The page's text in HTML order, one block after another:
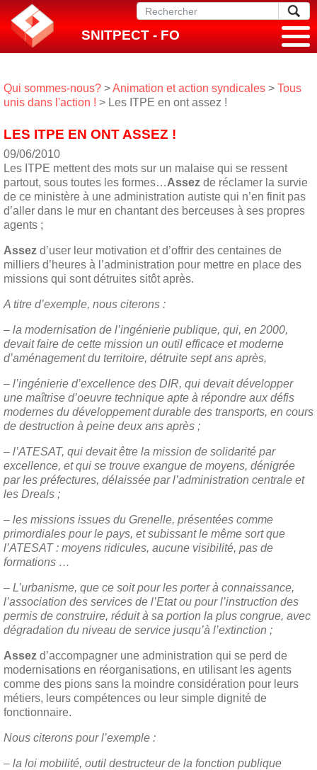
SNITPECT - FO
Qui sommes-nous? >Animation et action syndicales > Tous
unis dans l'action ! > Les ITPE en ont assez !
LES ITPE EN ONT ASSEZ !
09/06/2010
Les ITPE mettent des mots sur un malaise qui se ressent
partout, sous toutes les formes…Assez de réclamer la survie
de ce ministère à une administration autiste qui n’en finit pas
d’aller dans le mur en chantant des berceuses à ses propres
agents ;
Assez d’user leur motivation et d’offrir des centaines de
milliers d’heures à l’administration pour mettre en place des
missions qui sont détruites sitôt après.
A titre d’exemple, nous citerons :
– la modernisation de l’ingénierie publique, qui, en 2000,
devait faire de cette mission un outil efficace et moderne
d’aménagement du territoire, détruite sept ans après,
– l’ingénierie d’excellence des DIR, qui devait développer
une maîtrise d’oeuvre technique apte à répondre aux défis
modernes du développement durable des transports, en cours
de destruction à peine deux ans après ;
– l’ATESAT, qui devait être la mission de solidarité par
excellence, et qui se trouve exangue de moyens, dénigrée
par les préfectures, délaissée par l’administration centrale et
les Dreals ;
– les missions issues du Grenelle, présentées comme
primordiales pour le pays, et subissant le même sort que
l’ATESAT : moyens ridicules, aucune visibilité, pas de
formations …
– L’urbanisme, que ce soit pour les porter à connaissance,
l’association des services de l’Etat ou pour l’instruction des
permis de construire, réduit à sa portion la plus congrue, avec
dégradation du niveau de service jusqu’à l’extinction ;
Assez d’accompagner une administration qui se perd de
modernisations en réorganisations, en utilisant les agents
comme des pions sans la moindre considération pour leurs
métiers, leurs compétences ou leur simple dignité de
fonctionnaire.
Nous citerons pour l’exemple :
– la loi mobilité, outil destructeur de la fonction publique